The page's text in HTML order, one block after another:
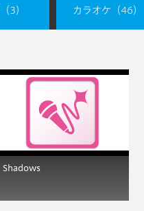
（3） カラオケ （46）
Shadows